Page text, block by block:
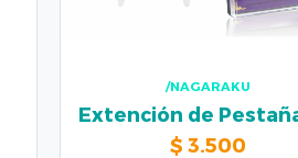
/NAGARAKU
$3.500